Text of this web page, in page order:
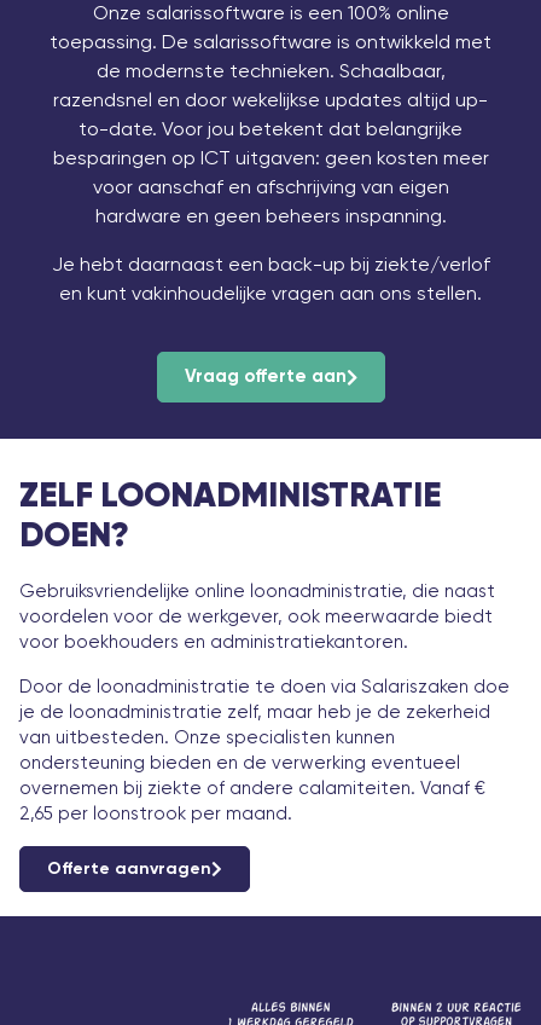
Onze salarissoftware is een 100% online
toepassing. De salarissoftware is ontwikkeld met
de modernste technieken. Schaalbaar,
razendsnel en door wekelijkse updates altijd up-
to-date. Voor jou betekent dat belangrijke
besparingen op ICT uitgaven: geen kosten meer
voor aanschaf en afschrijving van eigen
hardware en geen beheers inspanning.
Je hebt daarnaast een back-up bij ziekte/verlof
en kunt vakinhoudelijke vragen aan ons stellen.
Vraag offerte aan
ZELF LOONADMINISTRATIE
DOEN?
Gebruiksvriendelijke online loonadministratie, die naast
voordelen voor de werkgever, ook meerwaarde biedt
voor boekhouders en administratiekantoren.
Door de loonadministratie te doen via Salariszaken doe
je de loonadministratie zelf, maar heb je de zekerheid
van uitbesteden. Onze specialisten kunnen
ondersteuning bieden en de verwerking eventueel
overnemen bij ziekte of andere calamiteiten. Vanaf €
2,65 per loonstrook per maand.
Offerte aanvragen